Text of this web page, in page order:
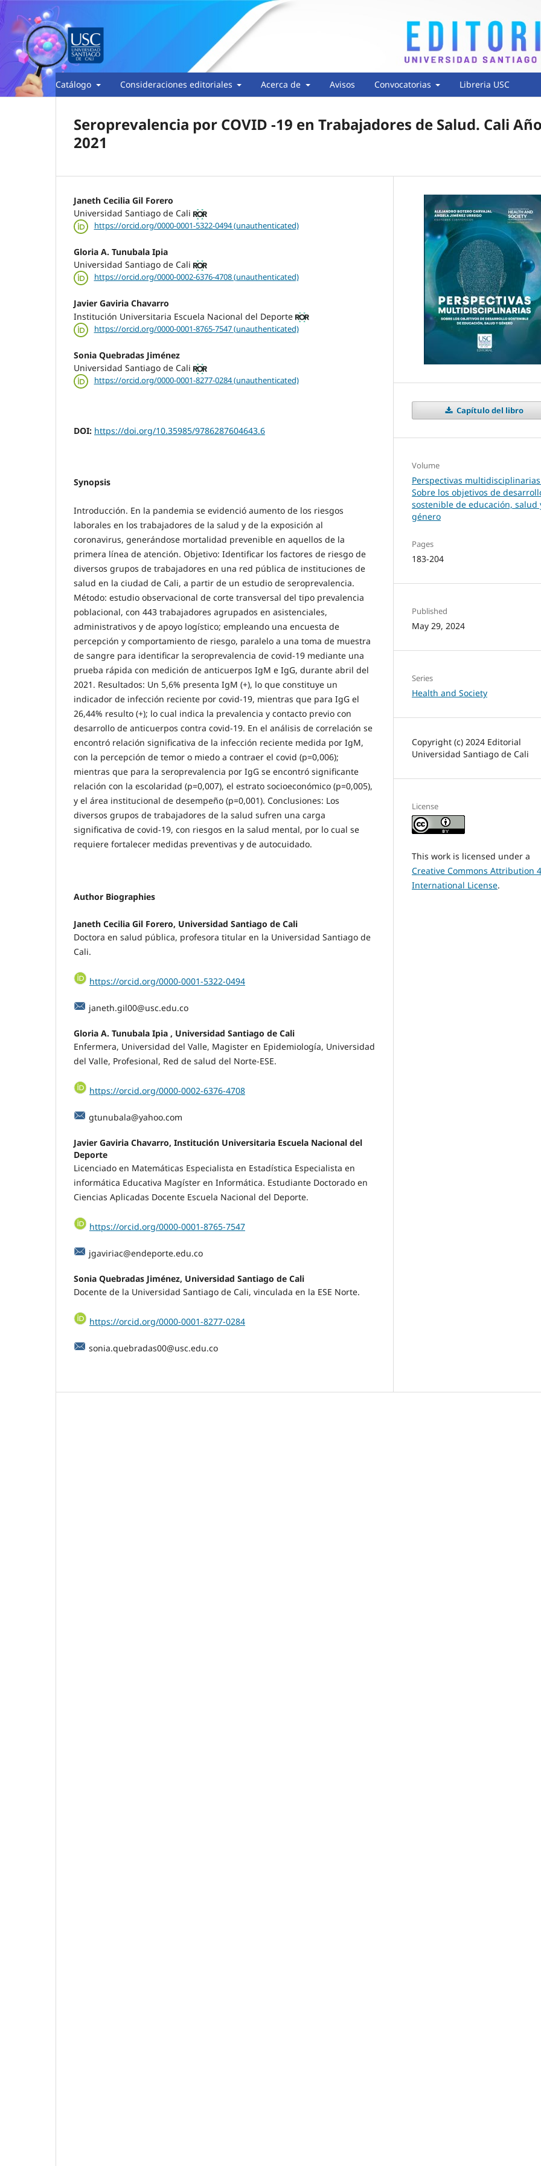
Catálogo Consideraciones editoriales Acerca de Avisos Convocatorias Libreria USC
Seroprevalencia por COVID -19 en Trabajadores de Salud. Cali
2021
Janeth Cecilia Gil Forero
Universidad Santiago de Cali
https://orcid.org/0000-0001-5322-0494 (unauthenticated)
Gloria A. Tunubala Ipia
Universidad Santiago de Cali
https://orcid.org/0000-0002-6376-4708 (unauthenticated)
Javier Gaviria Chavarro
Institución Universitaria Escuela Nacional del Deporte
https://orcid.org/0000-0001-8765-7547 (unauthenticated)
Sonia Quebradas Jiménez
Universidad Santiago de Cali
https://orcid.org/0000-0001-8277-0284 (unauthenticated)
DOI: https://doi.org/10.35985/9786287604643.6
Synopsis
Introducción. En la pandemia se evidenció aumento de los riesgos
laborales en los trabajadores de la salud y de la exposición al
coronavirus, generándose mortalidad prevenible en aquellos de la
primera línea de atención. Objetivo: Identificar los factores de riesgo de
diversos grupos de trabajadores en una red pública de instituciones de
salud en la ciudad de Cali, a partir de un estudio de seroprevalencia.
Método: estudio observacional de corte transversal del tipo prevalencia
poblacional, con 443 trabajadores agrupados en asistenciales,
administrativos y de apoyo logístico; empleando una encuesta de
percepción y comportamiento de riesgo, paralelo a una toma de muestra
de sangre para identificar la seroprevalencia de covid-19 mediante una
prueba rápida con medición de anticuerpos IgM e IgG, durante abril del
2021. Resultados: Un 5,6% presenta IgM (+), lo que constituye un
indicador de infección reciente por covid-19, mientras que para IgG el
26,44% resulto (+); lo cual indica la prevalencia y contacto previo con
desarrollo de anticuerpos contra covid-19. En el análisis de correlación se
encontró relación significativa de la infección reciente medida por IgM,
con la percepción de temor o miedo a contraer el covid (p=0,006);
mientras que para la seroprevalencia por IgG se encontró significante
relación con la escolaridad (p=0,007), el estrato socioeconómico (p=0,005),
y el área institucional de desempeño (p=0,001). Conclusiones: Los
diversos grupos de trabajadores de la salud sufren una carga
significativa de covid-19, con riesgos en la salud mental, por lo cual se
requiere fortalecer medidas preventivas y de autocuidado.
Author Biographies
Janeth Cecilia Gil Forero, Universidad Santiago de Cali
Doctora en salud pública, profesora titular en la Universidad Santiago de
Cali.
https://orcid.org/0000-0001-5322-0494
janeth.gil00@usc.edu.co
Gloria A. Tunubala Ipia , Universidad Santiago de Cali
Enfermera, Universidad del Valle, Magister en Epidemiología, Universidad
del Valle, Profesional, Red de salud del Norte-ESE.
https://orcid.org/0000-0002-6376-4708
gtunubala@yahoo.com
Javier Gaviria Chavarro, Institución Universitaria Escuela Nacional del
Deporte
Licenciado en Matemáticas Especialista en Estadística Especialista en
informática Educativa Magíster en Informática. Estudiante Doctorado en
Ciencias Aplicadas Docente Escuela Nacional del Deporte.
https://orcid.org/0000-0001-8765-7547
jgaviriac@endeporte.edu.co
Sonia Quebradas Jiménez, Universidad Santiago de Cali
Docente de la Universidad Santiago de Cali, vinculada en la ESE Norte.
https://orcid.org/0000-0001-8277-0284
sonia.quebradas00@usc.edu.co
Capítulo del libro
Volume
Perspectivas
Sobre los objetivos de
sostenible de educación, salud
género
Pages
183-204
Published
May 29, 2024
Series
Health and Society
Copyright (c) 2024 Editorial
Universidad Santiago de Cali
License
This work is licensed under a
Creative Commons Attribution
International License.